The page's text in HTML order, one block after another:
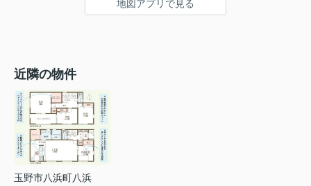
地図アプリで見る
近隣の物件
玉野市八浜町八浜